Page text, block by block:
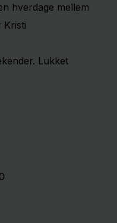
hverdage mellem
Kristi
Lukket